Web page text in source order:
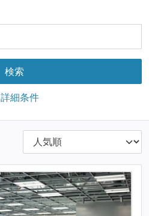
詳細条件